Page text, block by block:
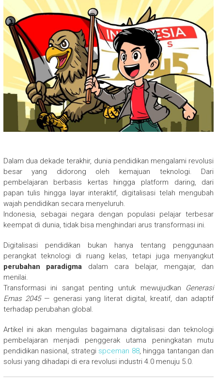
Dalam dua dekade terakhir, dunia pendidikan mengalami revolusi
besar yang didorong oleh kemajuan teknologi. Dari
pembelajaran berbasis kertas hingga platform daring, dari
papan tulis hingga layar interaktif, digitalisasi telah mengubah
wajah pendidikan secara menyeluruh.
Indonesia, sebagai negara dengan populasi pelajar terbesar
keempat di dunia, tidak bisa menghindari arus transformasi ini.
Digitalisasi pendidikan bukan hanya tentang penggunaan
perangkat teknologi di ruang kelas, tetapi juga menyangkut
perubahan paradigma dalam cara belajar, mengajar, dan
menilai.
Transformasi ini sangat penting untuk mewujudkan Generasi
Emas 2045— generasi yang literat digital, kreatif, dan adaptif
terhadap perubahan global.
Artikel ini akan mengulas bagaimana digitalisasi dan teknologi
pembelajaran menjadi penggerak utama peningkatan mutu
pendidikan nasional, strategi spceman 88, hingga tantangan dan
solusi yang dihadapi di era revolusi industri 4.0 menuju 5.0.